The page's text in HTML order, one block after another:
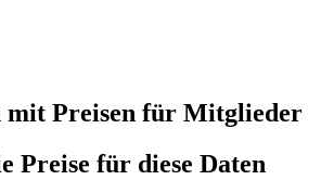
mit Preisen für Mitglieder
Preise für diese Daten